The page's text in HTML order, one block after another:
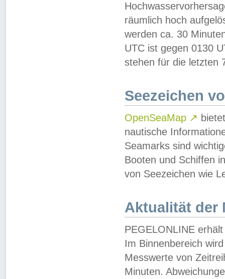
räumlich hoch
werden ca. 30
UTC ist gegen 0130
stehen für die letzten
Seezeichen
OpenSeaMap ↗
nautische
Seamarks sind
Booten und Schiffen
von Seezeichen wie
Aktualität der
PEGELONLINE
Im Binnenbereich
Messwerte von
Minuten.